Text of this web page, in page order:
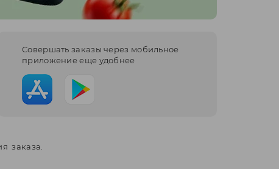
Cовершать заказы через мобильное
приложение еще удобнее
заказа.